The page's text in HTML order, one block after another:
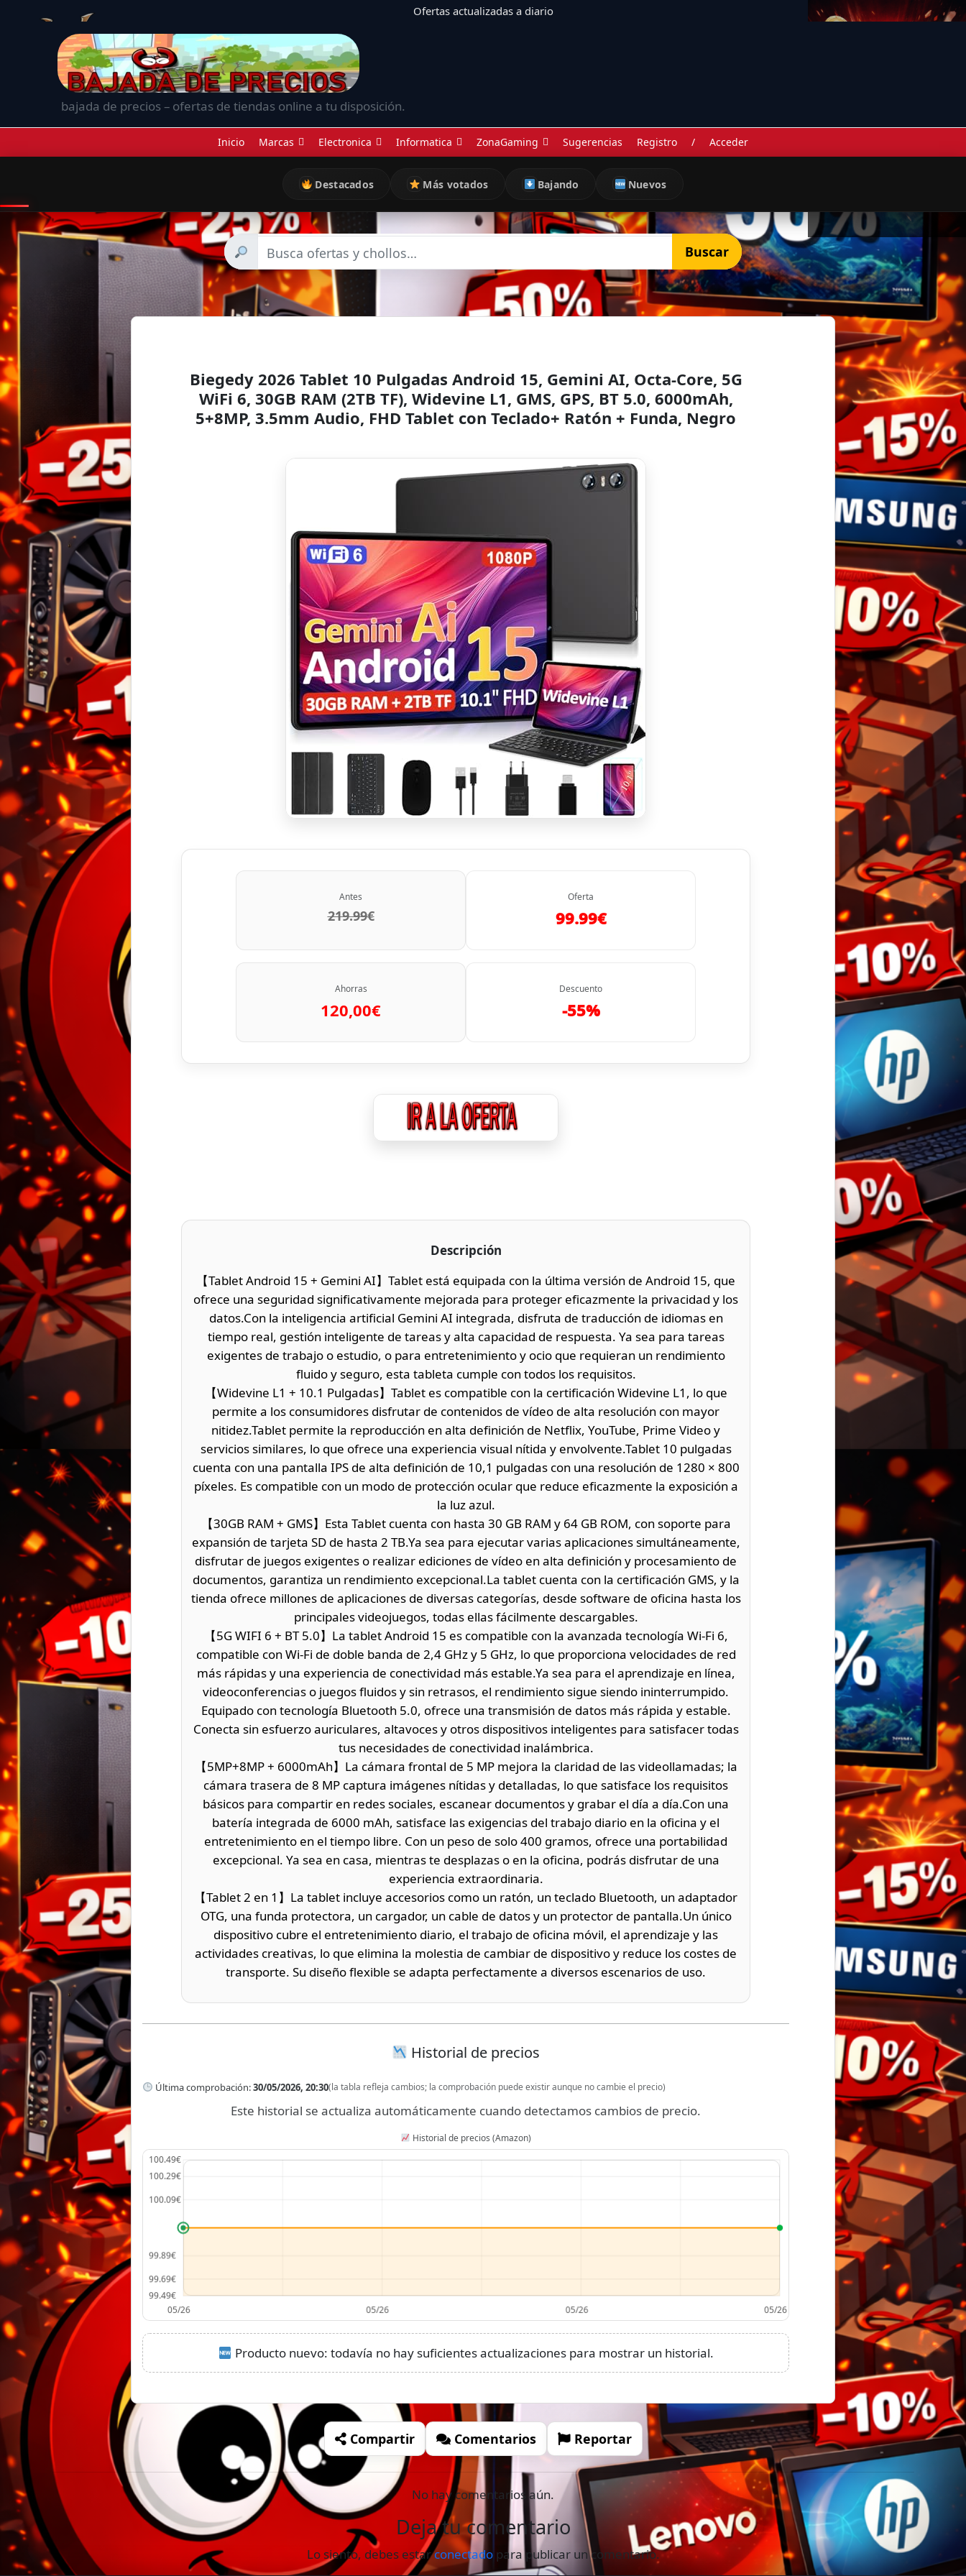
Ofertas actualizadas a diario
bajada de precios – ofertas de tiendas online a tu disposición.
Inicio Marcas Electronica Informatica ZonaGaming Sugerencias Registro / Acceder
Destacados Más votados Bajando Nuevos
Buscar
Biegedy 2026 Tablet 10 Pulgadas Android 15, Gemini AI, Octa-Core, 5G
WiFi 6, 30GB RAM (2TB TF), Widevine L1, GMS, GPS, BT 5.0, 6000mAh,
5+8MP, 3.5mm Audio, FHD Tablet con Teclado+ Ratón + Funda, Negro
Antes
219.99€
Oferta
99.99€
Ahorras
120,00€
Descuento
-55%
Descripción
【Tablet Android 15 + Gemini AI】Tablet está equipada con la última versión de Android 15, que
ofrece una seguridad significativamente mejorada para proteger eficazmente la privacidad y los
datos.Con la inteligencia artificial Gemini AI integrada, disfruta de traducción de idiomas en
tiempo real, gestión inteligente de tareas y alta capacidad de respuesta. Ya sea para tareas
exigentes de trabajo o estudio, o para entretenimiento y ocio que requieran un rendimiento
fluido y seguro, esta tableta cumple con todos los requisitos.
【Widevine L1 + 10.1 Pulgadas】Tablet es compatible con la certificación Widevine L1, lo que
permite a los consumidores disfrutar de contenidos de vídeo de alta resolución con mayor
nitidez.Tablet permite la reproducción en alta definición de Netflix, YouTube, Prime Video y
servicios similares, lo que ofrece una experiencia visual nítida y envolvente.Tablet 10 pulgadas
cuenta con una pantalla IPS de alta definición de 10,1 pulgadas con una resolución de 1280 × 800
píxeles. Es compatible con un modo de protección ocular que reduce eficazmente la exposición a
la luz azul.
【30GB RAM + GMS】Esta Tablet cuenta con hasta 30 GB RAM y 64 GB ROM, con soporte para
expansión de tarjeta SD de hasta 2 TB.Ya sea para ejecutar varias aplicaciones simultáneamente,
disfrutar de juegos exigentes o realizar ediciones de vídeo en alta definición y procesamiento de
documentos, garantiza un rendimiento excepcional.La tablet cuenta con la certificación GMS, y la
tienda ofrece millones de aplicaciones de diversas categorías, desde software de oficina hasta los
principales videojuegos, todas ellas fácilmente descargables.
【5G WIFI 6 + BT 5.0】La tablet Android 15 es compatible con la avanzada tecnología Wi-Fi 6,
compatible con Wi-Fi de doble banda de 2,4 GHz y 5 GHz, lo que proporciona velocidades de red
más rápidas y una experiencia de conectividad más estable.Ya sea para el aprendizaje en línea,
videoconferencias o juegos fluidos y sin retrasos, el rendimiento sigue siendo ininterrumpido.
Equipado con tecnología Bluetooth 5.0, ofrece una transmisión de datos más rápida y estable.
Conecta sin esfuerzo auriculares, altavoces y otros dispositivos inteligentes para satisfacer todas
tus necesidades de conectividad inalámbrica.
【5MP+8MP + 6000mAh】La cámara frontal de 5 MP mejora la claridad de las videollamadas; la
cámara trasera de 8 MP captura imágenes nítidas y detalladas, lo que satisface los requisitos
básicos para compartir en redes sociales, escanear documentos y grabar el día a día.Con una
batería integrada de 6000 mAh, satisface las exigencias del trabajo diario en la oficina y el
entretenimiento en el tiempo libre. Con un peso de solo 400 gramos, ofrece una portabilidad
excepcional. Ya sea en casa, mientras te desplazas o en la oficina, podrás disfrutar de una
experiencia extraordinaria.
【Tablet 2 en 1】La tablet incluye accesorios como un ratón, un teclado Bluetooth, un adaptador
OTG, una funda protectora, un cargador, un cable de datos y un protector de pantalla.Un único
dispositivo cubre el entretenimiento diario, el trabajo de oficina móvil, el aprendizaje y las
actividades creativas, lo que elimina la molestia de cambiar de dispositivo y reduce los costes de
transporte. Su diseño flexible se adapta perfectamente a diversos escenarios de uso.
Historial de precios
Última comprobación:30/05/2026, 20:30(la tabla refleja cambios; la comprobación puede existir aunque no cambie el precio)
Este historial se actualiza automáticamente cuando detectamos cambios de precio.
Historial de precios (Amazon)
Producto nuevo: todavía no hay suficientes actualizaciones para mostrar un historial.
Compartir Comentarios Reportar
No hay comentarios aún.
Deja tu comentario
Lo siento, debes estarconectadopara publicar un comentario.